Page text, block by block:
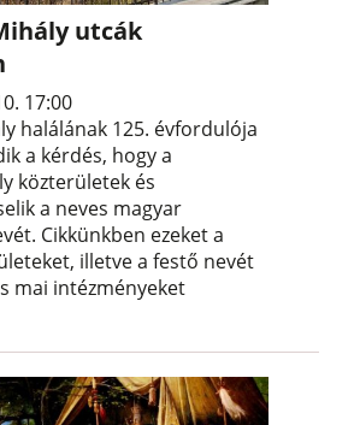
utcák
17:00
halálának 125. évfordulója
a kérdés, hogy a
közterületek és
a neves magyar
Cikkünkben ezeket a
illetve a festő nevét
mai intézményeket